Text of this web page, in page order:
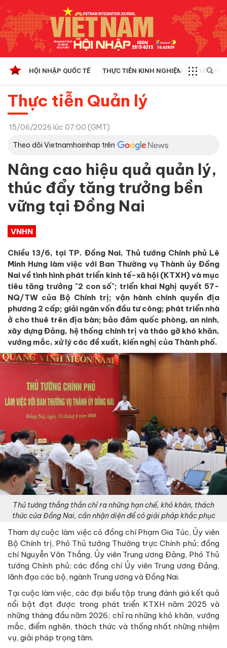
HỘI NHẬP QUỐC TẾ THỰC TIỄN KINH NGHIỆM CHÍNH
Thực tiễn Quản lý
15/06/2026 lúc 07:00 (GMT)
Theo dõi Vietnamhoinhap trên
Nâng cao hiệu quả quản lý,
thúc đẩy tăng trưởng bền
vững tại Đồng Nai
VNHN
Chiều 13/6, tại TP. Đồng Nai, Thủ tướng Chính phủ Lê
Minh Hưng làm việc với Ban Thường vụ Thành ủy Đồng
Nai về tình hình phát triển kinh tế-xã hội (KTXH) và mục
tiêu tăng trưởng "2 con số"; triển khai Nghị quyết 57-
NQ/TW của Bộ Chính trị; vận hành chính quyền địa
phương 2 cấp; giải ngân vốn đầu tư công; phát triển nhà
ở cho thuê trên địa bàn; bảo đảm quốc phòng, an ninh,
xây dựng Đảng, hệ thống chính trị và tháo gỡ khó khăn,
vướng mắc, xử lý các đề xuất, kiến nghị của Thành phố.
Thủ tướng thẳng thắn chỉ ra những hạn chế, khó khăn, thách
thức của Đồng Nai, cần nhận diện để có giải pháp khắc phục
Tham dự cuộc làm việc có đồng chí Phạm Gia Túc, Ủy viên
Bộ Chính trị, Phó Thủ tướng Thường trực Chính phủ; đồng
chí Nguyễn Văn Thắng, Ủy viên Trung ương Đảng, Phó Thủ
tướng Chính phủ; các đồng chí Ủy viên Trung ương Đảng,
lãnh đạo các bộ, ngành Trung ương và Đồng Nai.
Tại cuộc làm việc, các đại biểu tập trung đánh giá kết quả
nổi bật đạt được trong phát triển KTXH năm 2025 và
những tháng đầu năm 2026; chỉ ra những khó khăn, vướng
mắc, điểm nghẽn, thách thức và thống nhất những nhiệm
vụ, giải pháp trọng tâm.